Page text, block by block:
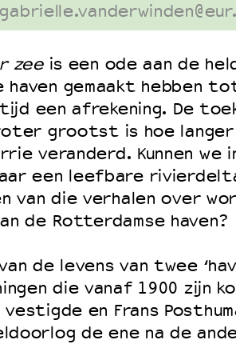
zeeis een ode aan de
haven gemaakt hebben
een afrekening. De
grootst is hoe langer
veranderd. Kunnen we
een leefbare
van die verhalen over
de Rotterdamse haven?
de levens van twee
die vanaf 1900 zijn
en Frans
de ene na de